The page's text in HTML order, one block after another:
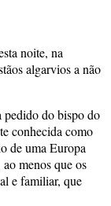
noite, na
algarvios a não
pedido do bispo do
conhecida como
de uma Europa
menos que os
e familiar, que